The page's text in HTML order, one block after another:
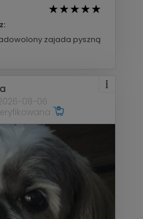
zajada pyszną
08-06